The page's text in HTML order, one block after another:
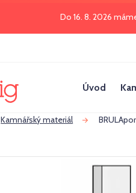
Do 16. 8. 2026
Úvod
Kamnářský materiál